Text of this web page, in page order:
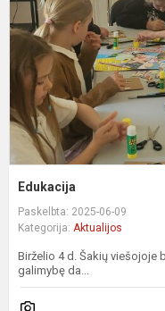
Edukacija
Paskelbta: 2025-06-09
Kategorija: Aktualijos
Birželio 4 d. Šakių viešojoje
galimybę da...